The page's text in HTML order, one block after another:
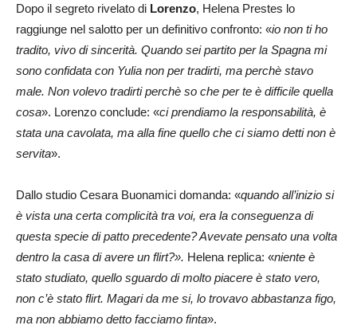
Dopo il segreto rivelato di Lorenzo, Helena Prestes lo
raggiunge nel salotto per un definitivo confronto: «io non ti ho
tradito, vivo di sincerità. Quando sei partito per la Spagna mi
sono confidata con Yulia non per tradirti, ma perchè stavo
male. Non volevo tradirti perchè so che per te è difficile quella
cosa». Lorenzo conclude: «ci prendiamo la responsabilità, è
stata una cavolata, ma alla fine quello che ci siamo detti non è
servita».
Dallo studio Cesara Buonamici domanda: «quando all’inizio si
è vista una certa complicità tra voi, era la conseguenza di
questa specie di patto precedente? Avevate pensato una volta
dentro la casa di avere un flirt?». Helena replica: «niente è
stato studiato, quello sguardo di molto piacere è stato vero,
non c’è stato flirt. Magari da me si, lo trovavo abbastanza figo,
ma non abbiamo detto facciamo finta».